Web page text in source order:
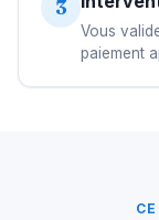
3
Vous
paiement